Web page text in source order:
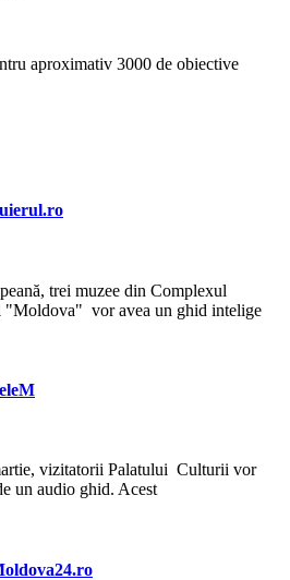
aproximativ 3000 de obiective
trei muzee din Complexul
"Moldova" vor avea un ghid intelige
vizitatorii Palatului Culturii vor
un audio ghid. Acest